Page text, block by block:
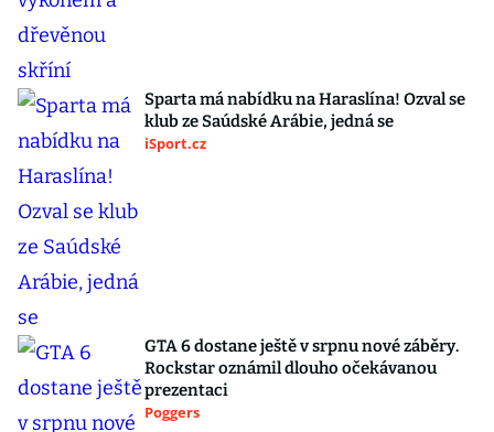
Sparta má nabídku na Haraslína! Ozval se
klub ze Saúdské Arábie, jedná se
iSport.cz
GTA 6 dostane ještě v srpnu nové záběry.
Rockstar oznámil dlouho očekávanou
prezentaci
Poggers